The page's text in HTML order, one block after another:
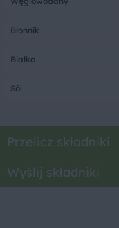
Błonnik
Białko
Sól
Przelicz składniki
Wyślij składniki